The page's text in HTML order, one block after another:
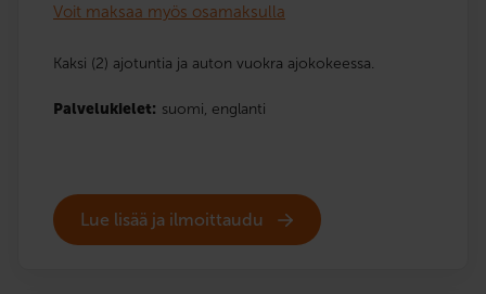
Voit maksaa myös osamaksulla
Kaksi (2) ajotuntia ja auton vuokra ajokokeessa.
Palvelukielet: suomi, englanti
Lue lisää ja ilmoittaudu